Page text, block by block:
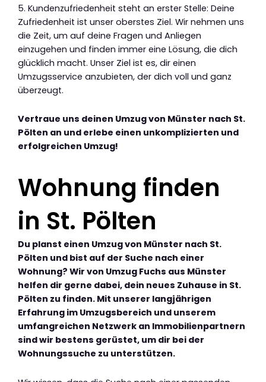
5. Kundenzufriedenheit steht an erster Stelle: Deine
Zufriedenheit ist unser oberstes Ziel. Wir nehmen uns
die Zeit, um auf deine Fragen und Anliegen
einzugehen und finden immer eine Lösung, die dich
glücklich macht. Unser Ziel ist es, dir einen
Umzugsservice anzubieten, der dich voll und ganz
überzeugt.
Vertraue uns deinen Umzug von Münster nach St.
Pölten an und erlebe einen unkomplizierten und
erfolgreichen Umzug!
Wohnung finden
in St. Pölten
Du planst einen Umzug von Münster nach St.
Pölten und bist auf der Suche nach einer
Wohnung? Wir von Umzug Fuchs aus Münster
helfen dir gerne dabei, dein neues Zuhause in St.
Pölten zu finden. Mit unserer langjährigen
Erfahrung im Umzugsbereich und unserem
umfangreichen Netzwerk an Immobilienpartnern
sind wir bestens gerüstet, um dir bei der
Wohnungssuche zu unterstützen.